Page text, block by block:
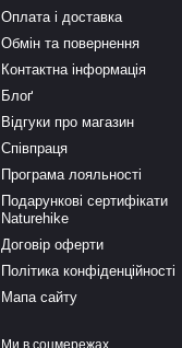
Оплата і доставка
Обмін та повернення
Контактна інформація
Блоґ
Відгуки про магазин
Співпраця
Програма лояльності
Подарункові сертифікати
Naturehike
Договір оферти
Політика конфіденційності
Мапа сайту
Ми в соцмережах